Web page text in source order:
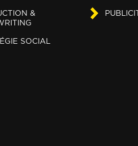
&
SOCIAL